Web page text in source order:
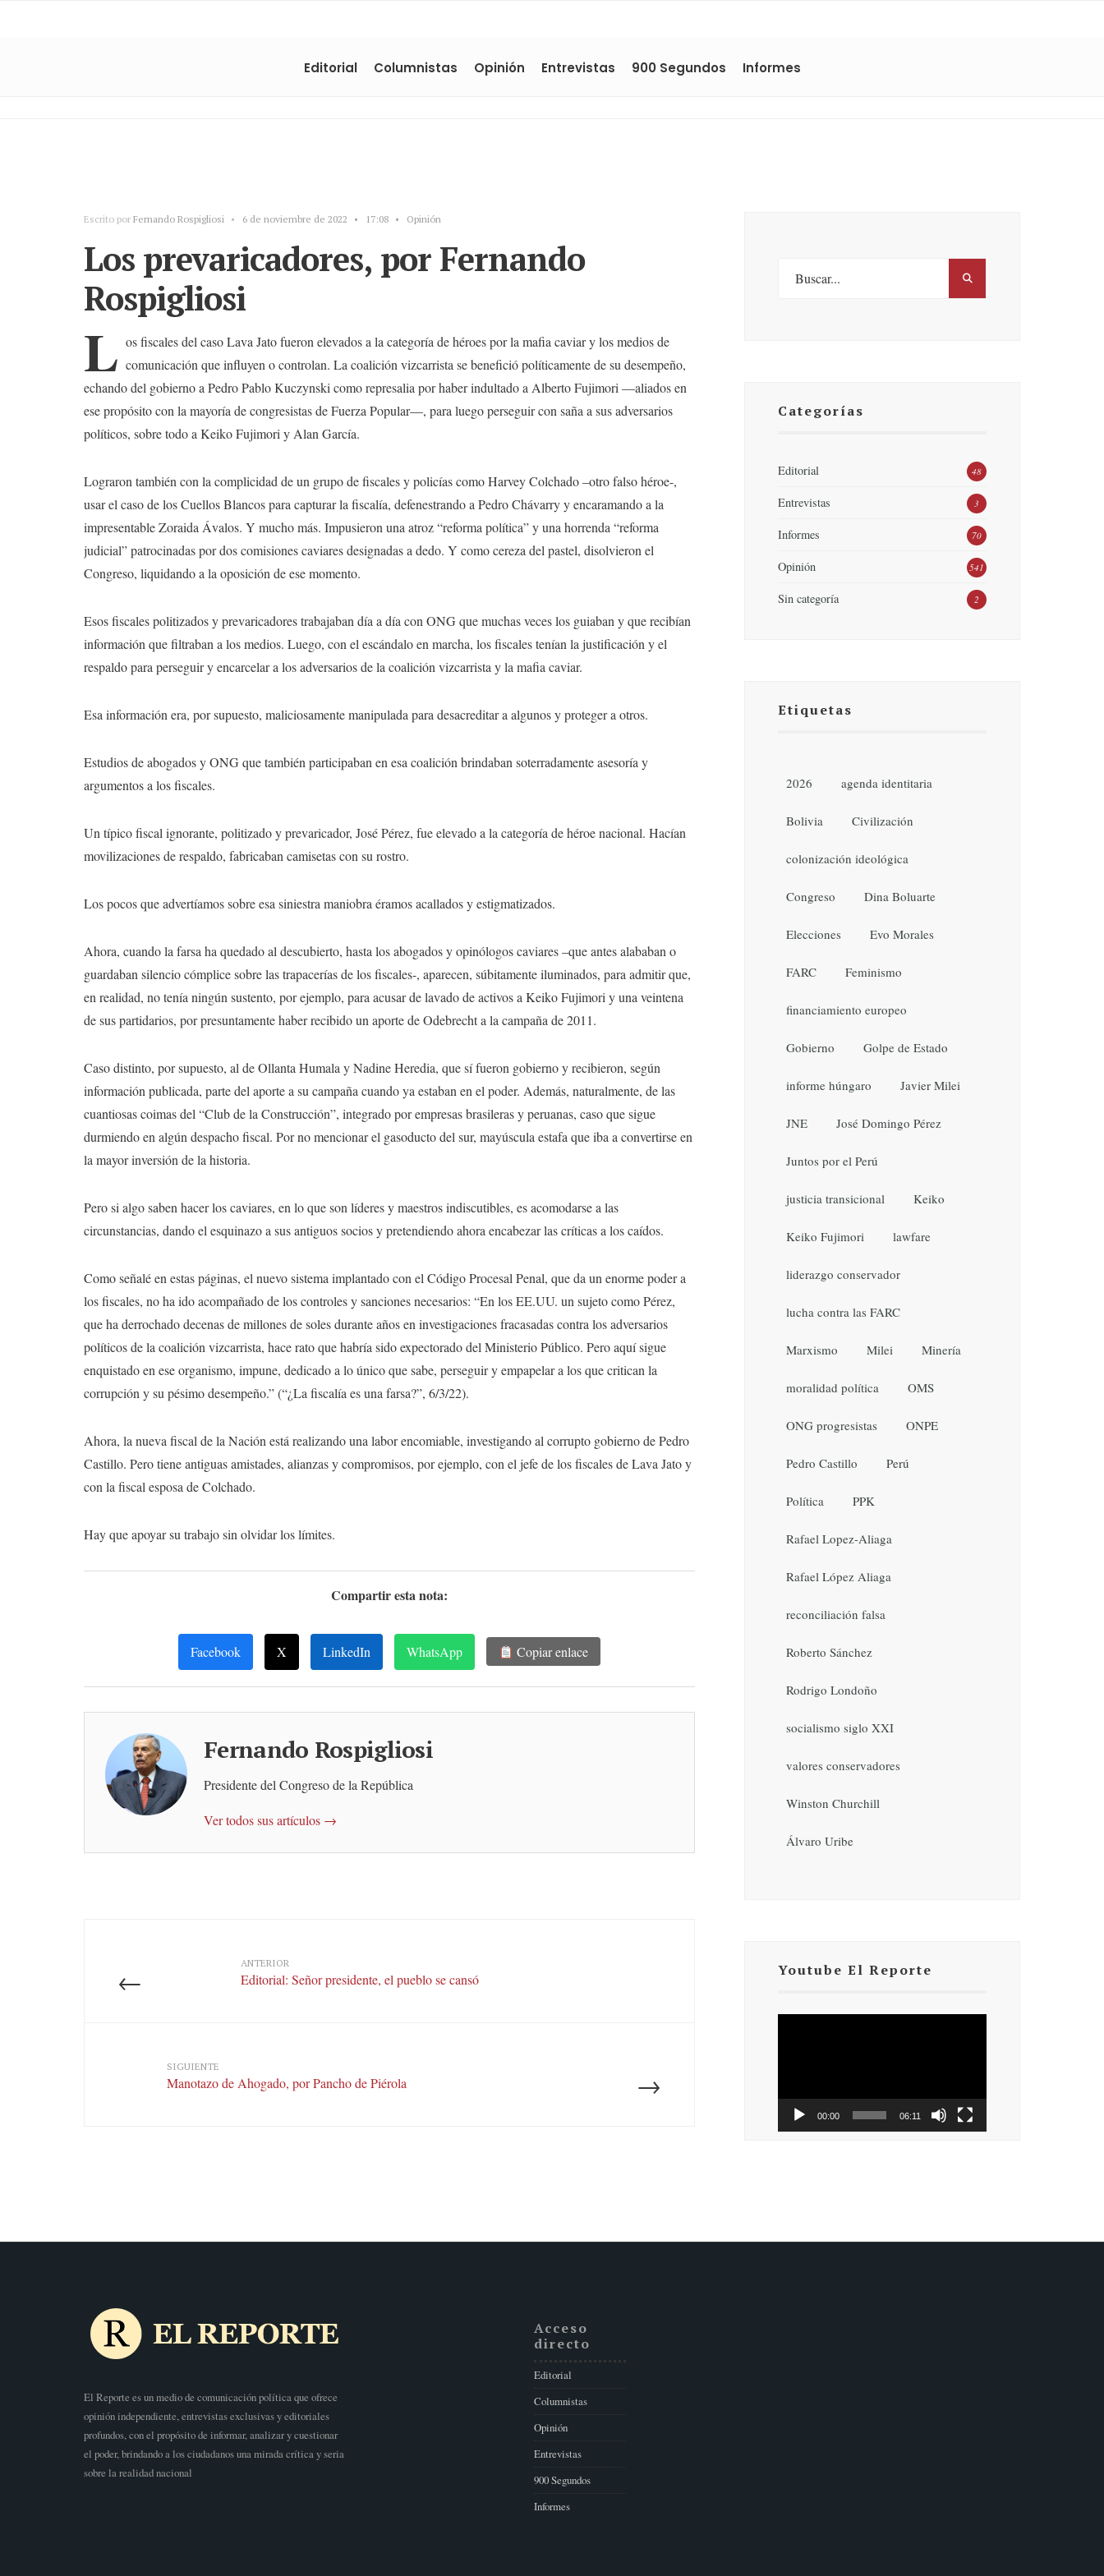
Editorial Columnistas Opinión Entrevistas 900 Segundos Informes
Escrito por Fernando Rospigliosi • 6 de noviembre de 2022 • 17:08 • Opinión
Los prevaricadores, por Fernando
Rospigliosi
L os fiscales del caso Lava Jato fueron elevados a la categoría de héroes por la mafia caviar y los medios de
comunicación que influyen o controlan. La coalición vizcarrista se benefició políticamente de su desempeño,
echando del gobierno a Pedro Pablo Kuczynski como represalia por haber indultado a Alberto Fujimori —aliados en
ese propósito con la mayoría de congresistas de Fuerza Popular—, para luego perseguir con saña a sus adversarios
políticos, sobre todo a Keiko Fujimori y Alan García.
Lograron también con la complicidad de un grupo de fiscales y policías como Harvey Colchado –otro falso héroe-,
usar el caso de los Cuellos Blancos para capturar la fiscalía, defenestrando a Pedro Chávarry y encaramando a la
impresentable Zoraida Ávalos. Y mucho más. Impusieron una atroz “reforma política” y una horrenda “reforma
judicial” patrocinadas por dos comisiones caviares designadas a dedo. Y como cereza del pastel, disolvieron el
Congreso, liquidando a la oposición de ese momento.
Esos fiscales politizados y prevaricadores trabajaban día a día con ONG que muchas veces los guiaban y que recibían
información que filtraban a los medios. Luego, con el escándalo en marcha, los fiscales tenían la justificación y el
respaldo para perseguir y encarcelar a los adversarios de la coalición vizcarrista y la mafia caviar.
Esa información era, por supuesto, maliciosamente manipulada para desacreditar a algunos y proteger a otros.
Estudios de abogados y ONG que también participaban en esa coalición brindaban soterradamente asesoría y
argumentos a los fiscales.
Un típico fiscal ignorante, politizado y prevaricador, José Pérez, fue elevado a la categoría de héroe nacional. Hacían
movilizaciones de respaldo, fabricaban camisetas con su rostro.
Los pocos que advertíamos sobre esa siniestra maniobra éramos acallados y estigmatizados.
Ahora, cuando la farsa ha quedado al descubierto, hasta los abogados y opinólogos caviares –que antes alababan o
guardaban silencio cómplice sobre las trapacerías de los fiscales-, aparecen, súbitamente iluminados, para admitir que,
en realidad, no tenía ningún sustento, por ejemplo, para acusar de lavado de activos a Keiko Fujimori y una veintena
de sus partidarios, por presuntamente haber recibido un aporte de Odebrecht a la campaña de 2011.
Caso distinto, por supuesto, al de Ollanta Humala y Nadine Heredia, que sí fueron gobierno y recibieron, según
información publicada, parte del aporte a su campaña cuando ya estaban en el poder. Además, naturalmente, de las
cuantiosas coimas del “Club de la Construcción”, integrado por empresas brasileras y peruanas, caso que sigue
durmiendo en algún despacho fiscal. Por no mencionar el gasoducto del sur, mayúscula estafa que iba a convertirse en
la mayor inversión de la historia.
Pero si algo saben hacer los caviares, en lo que son líderes y maestros indiscutibles, es acomodarse a las
circunstancias, dando el esquinazo a sus antiguos socios y pretendiendo ahora encabezar las críticas a los caídos.
Como señalé en estas páginas, el nuevo sistema implantado con el Código Procesal Penal, que da un enorme poder a
los fiscales, no ha ido acompañado de los controles y sanciones necesarios: “En los EE.UU. un sujeto como Pérez,
que ha derrochado decenas de millones de soles durante años en investigaciones fracasadas contra los adversarios
políticos de la coalición vizcarrista, hace rato que habría sido expectorado del Ministerio Público. Pero aquí sigue
enquistado en ese organismo, impune, dedicado a lo único que sabe, perseguir y empapelar a los que critican la
corrupción y su pésimo desempeño.” (“¿La fiscalía es una farsa?”, 6/3/22).
Ahora, la nueva fiscal de la Nación está realizando una labor encomiable, investigando al corrupto gobierno de Pedro
Castillo. Pero tiene antiguas amistades, alianzas y compromisos, por ejemplo, con el jefe de los fiscales de Lava Jato y
con la fiscal esposa de Colchado.
Hay que apoyar su trabajo sin olvidar los límites.
Compartir esta nota:
Facebook X LinkedIn WhatsApp Copiar enlace
Fernando Rospigliosi
Presidente del Congreso de la República
Ver todos sus artículos →
←
ANTERIOR
Editorial: Señor presidente, el pueblo se cansó
→
SIGUIENTE
Manotazo de Ahogado, por Pancho de Piérola
Categorías
Editorial 48
Entrevistas 3
Informes 70
Opinión 541
Sin categoría 2
Etiquetas
2026 agenda identitaria
Bolivia Civilización
colonización ideológica
Congreso Dina Boluarte
Elecciones Evo Morales
FARC Feminismo
financiamiento europeo
Gobierno Golpe de Estado
informe húngaro Javier Milei
JNE José Domingo Pérez
Juntos por el Perú
justicia transicional Keiko
Keiko Fujimori lawfare
liderazgo conservador
lucha contra las FARC
Marxismo Milei Minería
moralidad política OMS
ONG progresistas ONPE
Pedro Castillo Perú
Política PPK
Rafael Lopez-Aliaga
Rafael López Aliaga
reconciliación falsa
Roberto Sánchez
Rodrigo Londoño
socialismo siglo XXI
valores conservadores
Winston Churchill
Álvaro Uribe
Youtube El Reporte
00:00 06:11
El Reporte es un medio de comunicación política que ofrece
opinión independiente, entrevistas exclusivas y editoriales
profundos, con el propósito de informar, analizar y cuestionar
el poder, brindando a los ciudadanos una mirada crítica y seria
sobre la realidad nacional
Acceso
directo
Editorial
Columnistas
Opinión
Entrevistas
900 Segundos
Informes